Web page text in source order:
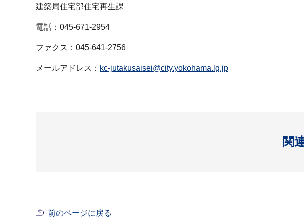
建築局住宅部住宅再生課
電話：045-671-2954
ファクス：045-641-2756
メールアドレス： kc-jutakusaisei@city.yokohama.lg.jp
関
前のページに戻る